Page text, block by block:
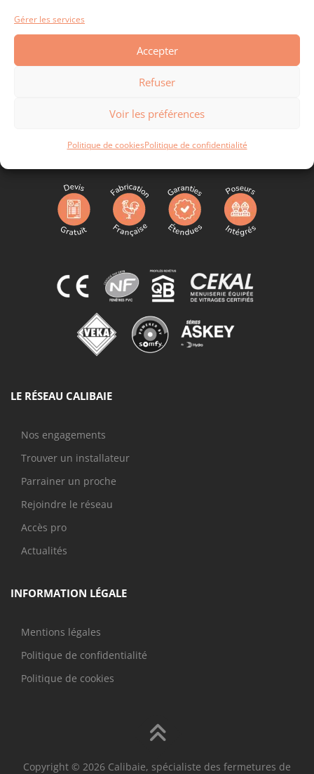
Gérer les services
Accepter
Refuser
Voir les préférences
Politique de cookiesPolitique de confidentialité
LE RÉSEAU CALIBAIE
Nos engagements
Trouver un installateur
Parrainer un proche
Rejoindre le réseau
Accès pro
Actualités
INFORMATION LÉGALE
Mentions légales
Politique de confidentialité
Politique de cookies
Copyright © 2026 Calibaie, spécialiste des fermetures de